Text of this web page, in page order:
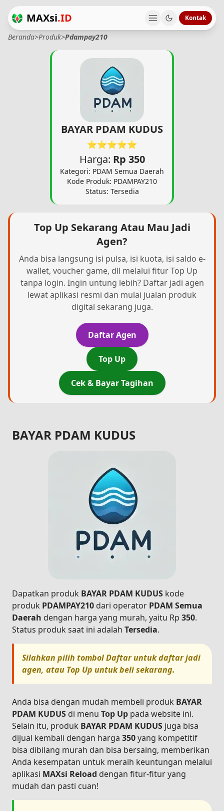
MAXsi.ID Kontak
Beranda>Produk>Pdampay210
BAYAR PDAM KUDUS
⭐⭐⭐⭐⭐
Harga: Rp 350
Kategori: PDAM Semua Daerah
Kode Produk: PDAMPAY210
Status: Tersedia
Top Up Sekarang Atau Mau Jadi
Agen?
Anda bisa langsung isi pulsa, isi kuota, isi saldo e-
wallet, voucher game, dll melalui fitur Top Up
tanpa login. Ingin untung lebih? Daftar jadi agen
lewat aplikasi resmi dan mulai jualan produk
digital sekarang juga.
Daftar Agen
Top Up
Cek & Bayar Tagihan
BAYAR PDAM KUDUS
Dapatkan produk BAYAR PDAM KUDUS kode
produk PDAMPAY210 dari operator PDAM Semua
Daerah dengan harga yang murah, yaitu Rp 350.
Status produk saat ini adalah Tersedia.
Silahkan pilih tombolDaftaruntuk daftar jadi
agen, atau Top Up untuk beli sekarang.
Anda bisa dengan mudah membeli produk BAYAR
PDAM KUDUS di menu Top Up pada website ini.
Selain itu, produk BAYAR PDAM KUDUS juga bisa
dijual kembali dengan harga 350yang kompetitif
bisa dibilang murah dan bisa bersaing, memberikan
Anda kesempatan untuk meraih keuntungan melalui
aplikasi MAXsi Reload dengan fitur-fitur yang
mudah dan pasti cuan!